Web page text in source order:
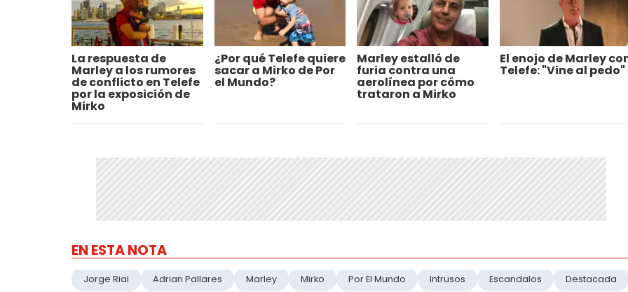
La respuesta de
Marley a los rumores
de conflicto en Telefe
por la exposición de
Mirko
¿Por qué Telefe quiere
sacar a Mirko de Por
el Mundo?
Marley estalló de
furia contra una
aerolínea por cómo
trataron a Mirko
El enojo de Marley
Telefe: "Vine al pedo"
EN ESTA NOTA
Jorge Rial Adrian Pallares Marley Mirko Por El Mundo Intrusos Escandalos Destacada